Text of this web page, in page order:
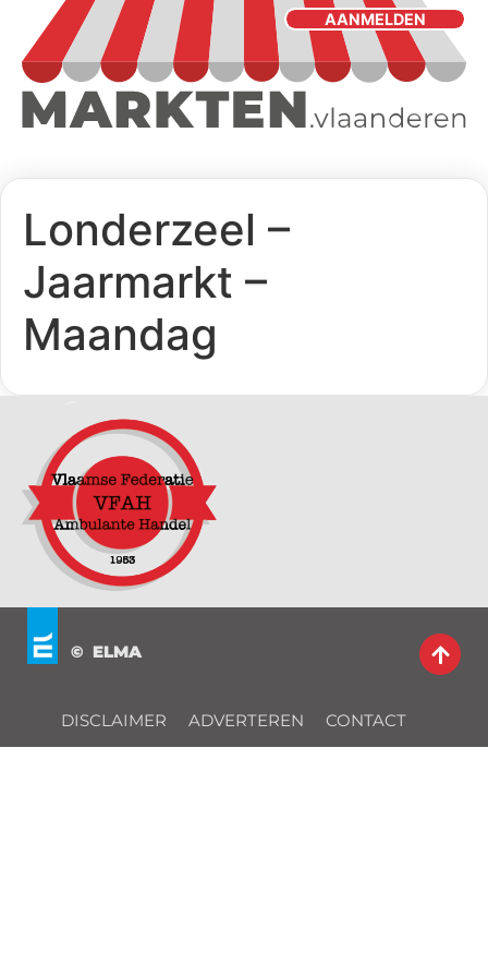
AANMELDEN
Londerzeel –
Jaarmarkt –
Maandag
© ELMA
DISCLAIMER ADVERTEREN CONTACT